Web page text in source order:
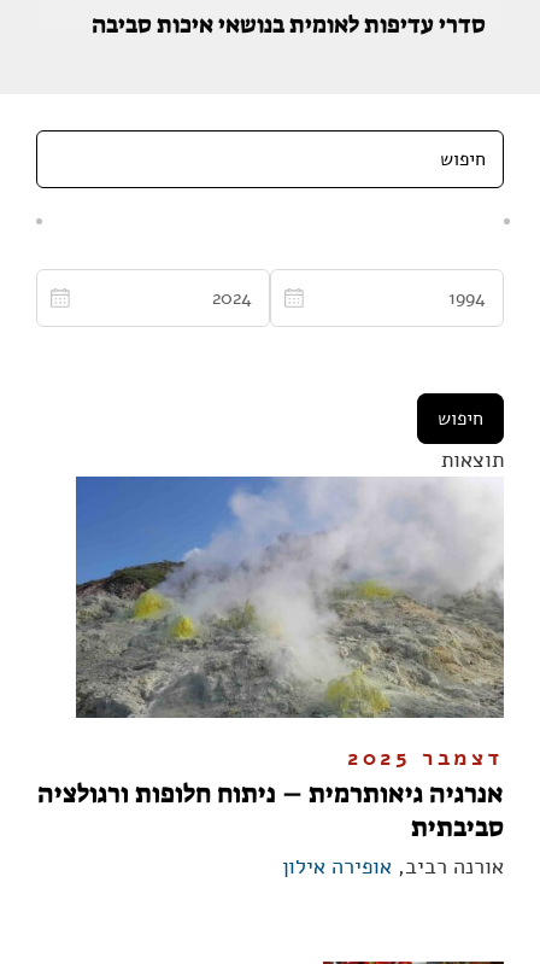
סדרי עדיפות לאומית בנושאי איכות סביבה
תוצאות
דצמבר 2025
אנרגיה גיאותרמית – ניתוח חלופות ורגולציה
סביבתית
אורנה רביב, אופירה אילון